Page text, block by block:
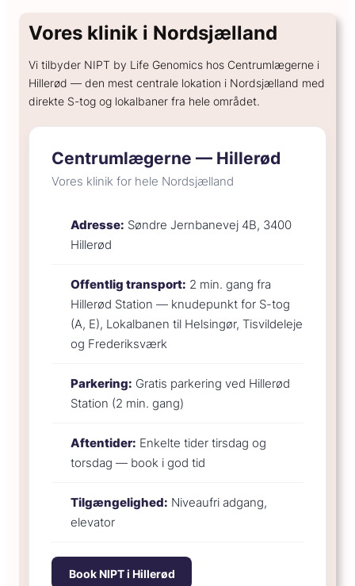
Hvad koster en spiral?
Hvor sikker er prævention?
Hvordan kan hormoner påvirke humøret?
Hvordan skifter jeg prævention?
Vores klinik i Nordsjælland
Vi tilbyder NIPT by Life Genomics hos Centrumlægerne i
Hillerød — den mest centrale lokation i Nordsjælland med
direkte S-tog og lokalbaner fra hele området.
Centrumlægerne — Hillerød
Vores klinik for hele Nordsjælland
Adresse: Søndre Jernbanevej 4B, 3400
Hillerød
Offentlig transport: 2 min. gang fra
Hillerød Station — knudepunkt for S-tog
(A, E), Lokalbanen til Helsingør, Tisvildeleje
og Frederiksværk
Parkering: Gratis parkering ved Hillerød
Station (2 min. gang)
Aftentider: Enkelte tider tirsdag og
torsdag — book i god tid
Tilgængelighed: Niveaufri adgang,
elevator
Book NIPT i Hillerød